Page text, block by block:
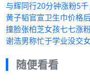
与辉同行20分钟涨粉5
黄子韬官宣卫生巾价格
撞脸张柏芝女孩七七涨
谢浩男称忙于学业没交
随便看看